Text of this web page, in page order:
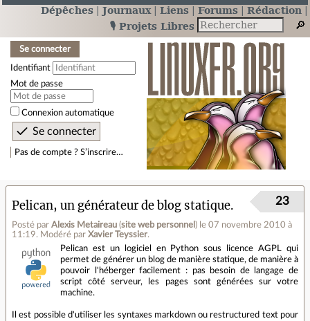
Dépêches Journaux Liens Forums
Rédaction
🎙️ Projets Libres
Se connecter
Identifiant
Mot de passe
Connexion automatique
Pas de compte ? S’inscrire…
Pelican, un générateur de blog statique.
Posté par Alexis Metaireau (site web personnel ) le 07 novembre 2010 à
11:19. Modéré par Xavier Teyssier.
23
Pelican est un logiciel en Python sous licence AGPL qui
permet de générer un blog de manière statique, de manière à
pouvoir l'héberger facilement : pas besoin de langage de
script côté serveur, les pages sont générées sur votre
machine.
Il est possible d'utiliser les syntaxes markdown ou restructured text pour